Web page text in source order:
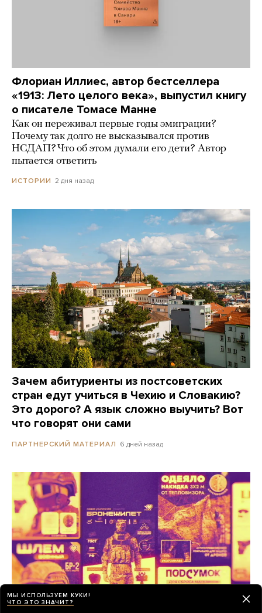
Флориан Иллиес, автор бестселлера
«1913: Лето целого века», выпустил книгу
о писателе Томасе Манне
Как он переживал первые годы эмиграции?
Почему так долго не высказывался против
НСДАП? Что об этом думали его дети? Автор
пытается ответить
ИСТОРИИ 2 дня назад
Зачем абитуриенты из постсоветских
стран едут учиться в Чехию и Словакию?
Это дорого? А язык сложно выучить? Вот
что говорят они сами
ПАРТНЕРСКИЙ МАТЕРИАЛ 6 дней назад
МЫ ИСПОЛЬЗУЕМ КУКИ!
ЧТО ЭТО ЗНАЧИТ?